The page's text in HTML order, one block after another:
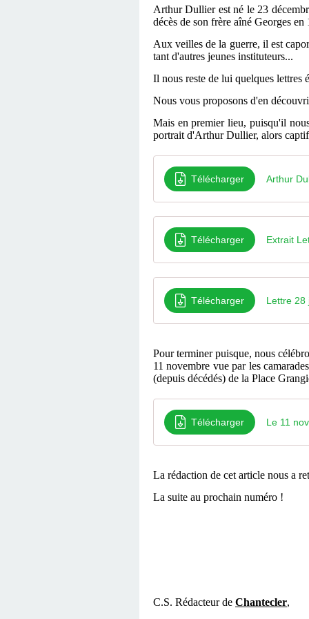
Arthur Dullier est né le 23
décès de son frère aîné Georges
Aux veilles de la guerre, il est
tant d'autres jeunes instituteurs...
Il nous reste de lui quelques lettres
Nous vous proposons d'en
Mais en premier lieu, puisqu'il
portrait d'Arthur Dullier, alors
Télécharger Arthur
Télécharger Extrait
Télécharger Lettre 28
Pour terminer puisque, nous
11 novembre vue par les
(depuis décédés) de la Place
Télécharger Le 11
La rédaction de cet article nous a
La suite au prochain numéro !
C.S. Rédacteur de Chantecler,